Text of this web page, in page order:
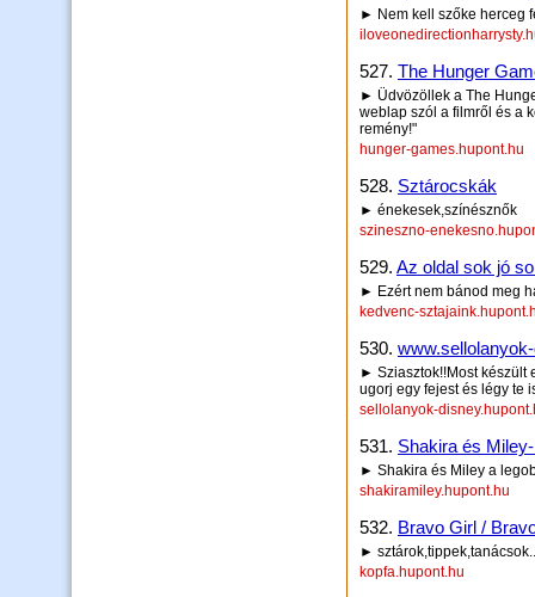
► Nem kell szőke herceg
527. The Hunger
► Üdvözöllek a The
weblap szól a filmről és a
remény!"
hunger-games.hupont.hu
528. Sztárocskák
► énekesek,színésznők
szineszno-
529. Az oldal sok jó
► Ezért nem bánod meg
kedvenc-
530.
► Sziasztok!!Most készült
ugorj egy fejest és légy te
sellolanyok-
531. Shakira és
► Shakira és Miley a
shakiramiley.hupont.hu
532. Bravo Girl /
►
kopfa.hupont.hu